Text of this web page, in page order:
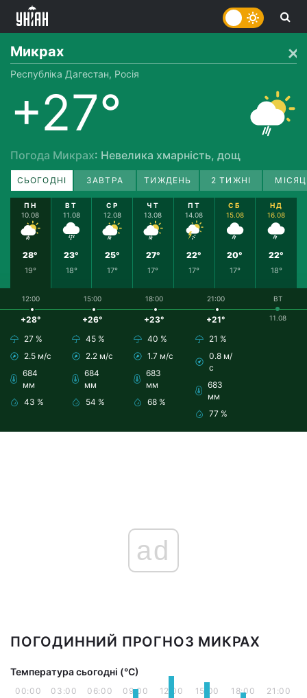
Микрах
Республіка Дагестан, Росія
+27°
Погода Микрах: Невелика хмарність, дощ
СЬОГОДНІ ЗАВТРА ТИЖДЕНЬ 2 ТИЖНІ
ПН
10.08
28°
19°
ВТ
11.08
23°
18°
СР
12.08
25°
17°
ЧТ
13.08
27°
17°
ПТ
14.08
22°
17°
СБ
15.08
20°
17°
НД
16.08
22°
18°
12:00
+28°
27 %
2.5 м/с
684
мм
43 %
15:00
+26°
45 %
2.2 м/с
684
мм
54 %
18:00
+23°
40 %
1.7 м/с
683
мм
68 %
21:00
+21°
21 %
0.8 м/
с
683
мм
77 %
ВТ
11.08
ad
ПОГОДИННИЙ ПРОГНОЗ МИКРАХ
Температура сьогодні (°С)
00:00 03:00 06:00 09:00 12:00 15:00 18:00 21:00